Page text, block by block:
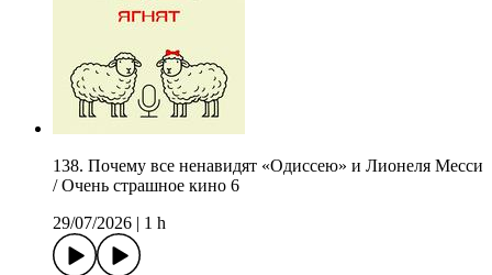
138. Почему все ненавидят «Одиссею» и Лионеля Месси
/ Очень страшное кино 6
29/07/2026
1 h